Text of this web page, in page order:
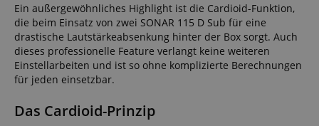
Ein außergewöhnliches Highlight ist die Cardioid-Funktion,
die beim Einsatz von zwei SONAR 115 D Sub für eine
drastische Lautstärkeabsenkung hinter der Box sorgt. Auch
dieses professionelle Feature verlangt keine weiteren
Einstellarbeiten und ist so ohne komplizierte Berechnungen
für jeden einsetzbar.
Das Cardioid-Prinzip